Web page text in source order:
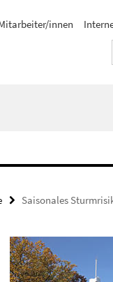
innen
Saisonales